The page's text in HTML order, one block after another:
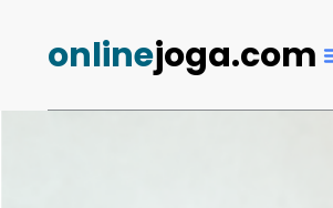
onlinejoga.com